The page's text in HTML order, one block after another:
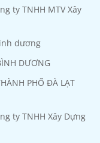
ty TNHH MTV Xây
dương
DƯƠNG
PHỐ ĐÀ LẠT
ty TNHH Xây Dựng